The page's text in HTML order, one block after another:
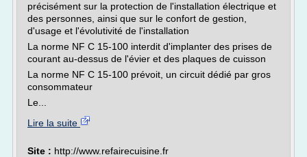
précisément sur la protection de l'installation électrique et
des personnes, ainsi que sur le confort de gestion,
d'usage et l'évolutivité de l'installation
La norme NF C 15-100 interdit d'implanter des prises de
courant au-dessus de l'évier et des plaques de cuisson
La norme NF C 15-100 prévoit, un circuit dédié par gros
consommateur
Le...
Lire la suite
Site : http://www.refairecuisine.fr